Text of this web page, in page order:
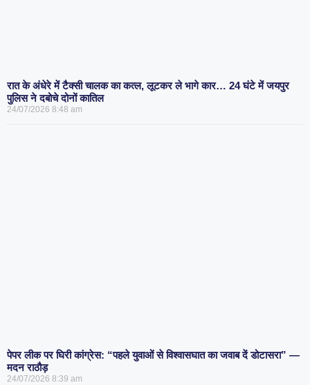
रात के अंधेरे में टैक्सी चालक का कत्ल, लूटकर ले भागे कार… 24 घंटे में जयपुर
पुलिस ने दबोचे दोनों कातिल
24/07/2026 8:48 am
पेपर लीक पर घिरी कांग्रेस: “पहले युवाओं से विश्वासघात का जवाब दें डोटासरा” —
मदन राठौड़
24/07/2026 8:39 am